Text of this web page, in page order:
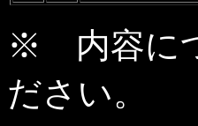
※ 内容に
ださい。